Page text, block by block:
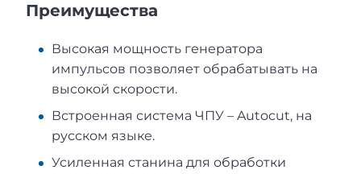
Преимущества
Высокая мощность генератора
импульсов позволяет обрабатывать на
высокой скорости.
Встроенная система ЧПУ – Autocut, на
русском языке.
Усиленная станина для обработки